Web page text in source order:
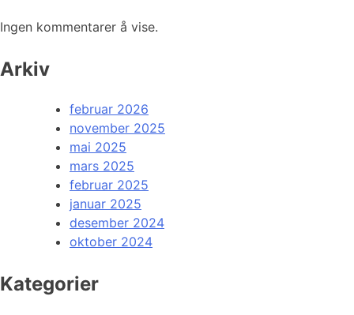
Ingen kommentarer å vise.
Arkiv
februar 2026
november 2025
mai 2025
mars 2025
februar 2025
januar 2025
desember 2024
oktober 2024
Kategorier